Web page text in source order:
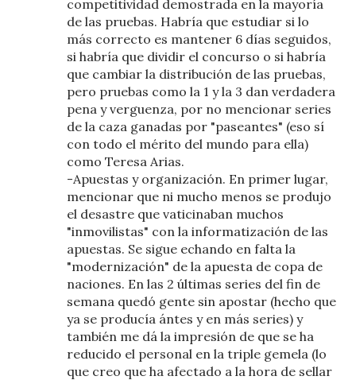
competitividad demostrada en la mayoría
de las pruebas. Habría que estudiar si lo
más correcto es mantener 6 días seguidos,
si habría que dividir el concurso o si habría
que cambiar la distribución de las pruebas,
pero pruebas como la 1 y la 3 dan verdadera
pena y verguenza, por no mencionar series
de la caza ganadas por "paseantes" (eso sí
con todo el mérito del mundo para ella)
como Teresa Arias.
-Apuestas y organización. En primer lugar,
mencionar que ni mucho menos se produjo
el desastre que vaticinaban muchos
"inmovilistas" con la informatización de las
apuestas. Se sigue echando en falta la
"modernización" de la apuesta de copa de
naciones. En las 2 últimas series del fin de
semana quedó gente sin apostar (hecho que
ya se producía ántes y en más series) y
también me dá la impresión de que se ha
reducido el personal en la triple gemela (lo
que creo que ha afectado a la hora de sellar